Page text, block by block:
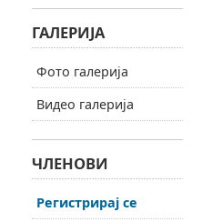
ГАЛЕРИЈА
Фото галерија
Видео галерија
ЧЛЕНОВИ
Регистрирај се